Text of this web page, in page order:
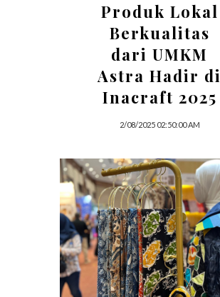
Produk Lokal
Berkualitas
dari UMKM
Astra Hadir di
Inacraft 2025
2/08/2025 02:50:00 AM